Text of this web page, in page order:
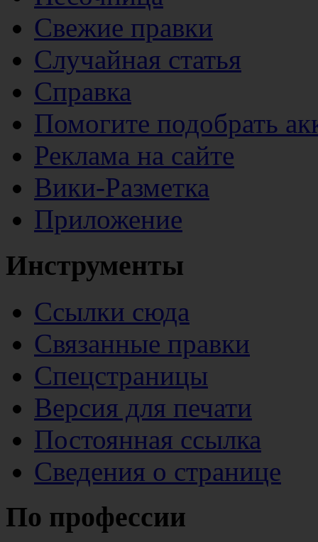
Свежие правки
Случайная статья
Справка
Помогите подобрать
Реклама на сайте
Вики-Разметка
Приложение
Инструменты
Ссылки сюда
Связанные правки
Спецстраницы
Версия для печати
Постоянная ссылка
Сведения о странице
По профессии